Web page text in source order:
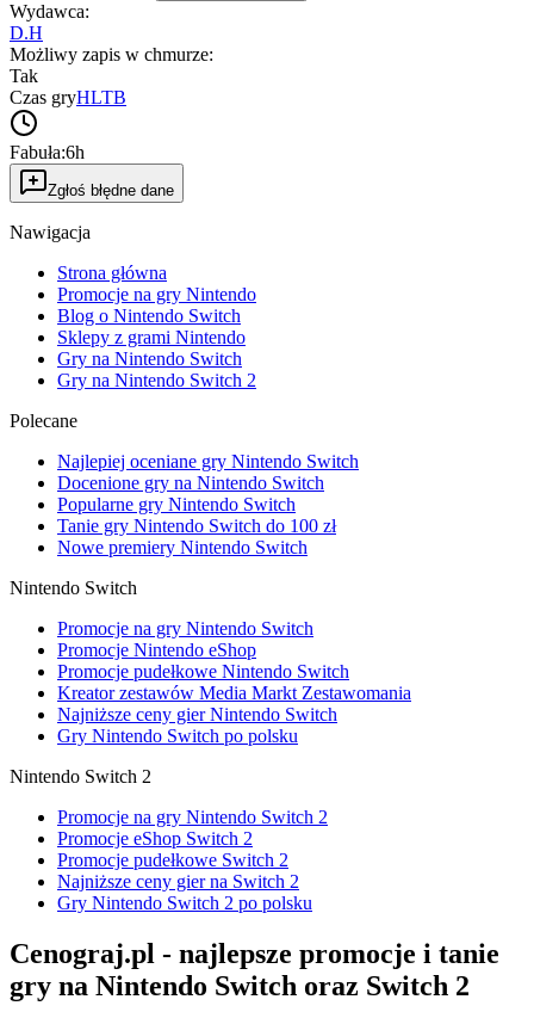
Wydawca:
D.H
Możliwy zapis w chmurze:
Tak
Czas gryHLTB
Fabuła:6h
Zgłoś błędne dane
Nawigacja
Strona główna
Promocje na gry Nintendo
Blog o Nintendo Switch
Sklepy z grami Nintendo
Gry na Nintendo Switch
Gry na Nintendo Switch 2
Polecane
Najlepiej oceniane gry Nintendo Switch
Docenione gry na Nintendo Switch
Popularne gry Nintendo Switch
Tanie gry Nintendo Switch do 100 zł
Nowe premiery Nintendo Switch
Nintendo Switch
Promocje na gry Nintendo Switch
Promocje Nintendo eShop
Promocje pudełkowe Nintendo Switch
Kreator zestawów Media Markt Zestawomania
Najniższe ceny gier Nintendo Switch
Gry Nintendo Switch po polsku
Nintendo Switch 2
Promocje na gry Nintendo Switch 2
Promocje eShop Switch 2
Promocje pudełkowe Switch 2
Najniższe ceny gier na Switch 2
Gry Nintendo Switch 2 po polsku
Cenograj.pl - najlepsze promocje i tanie
gry na Nintendo Switch oraz Switch 2